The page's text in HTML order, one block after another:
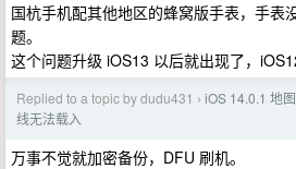
国杭手机配其他地区的蜂窝版手表，手表
题。
这个问题升级 iOS13 以后就出现了，
Replied to a topic by dudu431 › iOS 14.0.1 地
线无法载入
万事不觉就加密备份，DFU 刷机。